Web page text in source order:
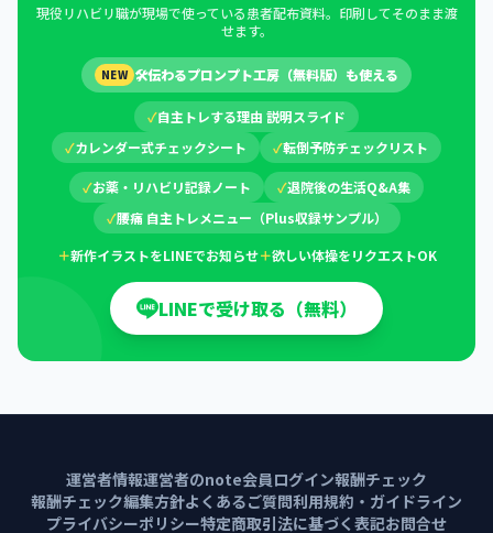
現役リハビリ職が現場で使っている患者配布資料。印刷してそのまま渡
せます。
NEW 🛠伝わるプロンプト工房（無料版）も使える
✓自主トレする理由 説明スライド
✓カレンダー式チェックシート ✓転倒予防チェックリスト
✓お薬・リハビリ記録ノート ✓退院後の生活Q&A集
✓腰痛 自主トレメニュー（Plus収録サンプル）
＋新作イラストをLINEでお知らせ＋欲しい体操をリクエストOK
LINEで受け取る（無料）
運営者情報運営者のnote会員ログイン報酬チェック
報酬チェック編集方針よくあるご質問利用規約・ガイドライン
プライバシーポリシー特定商取引法に基づく表記お問合せ